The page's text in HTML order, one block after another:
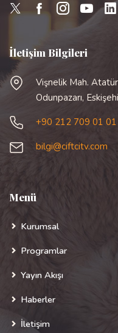
İletişim Bilgileri
Vişnelik Mah.
Odunpazarı,
+90 212 709 01 01
bilgi@ciftcitv.com
Menü
Kurumsal
Programlar
Yayın Akışı
Haberler
İletişim